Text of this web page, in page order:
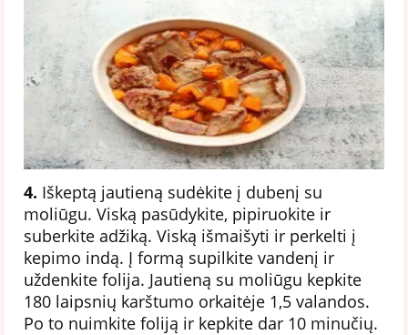
4. Iškeptą jautieną sudėkite į dubenį su
moliūgu. Viską pasūdykite, pipiruokite ir
suberkite adžiką. Viską išmaišyti ir perkelti į
kepimo indą. Į formą supilkite vandenį ir
uždenkite folija. Jautieną su moliūgu kepkite
180 laipsnių karštumo orkaitėje 1,5 valandos.
Po to nuimkite foliją ir kepkite dar 10 minučių.